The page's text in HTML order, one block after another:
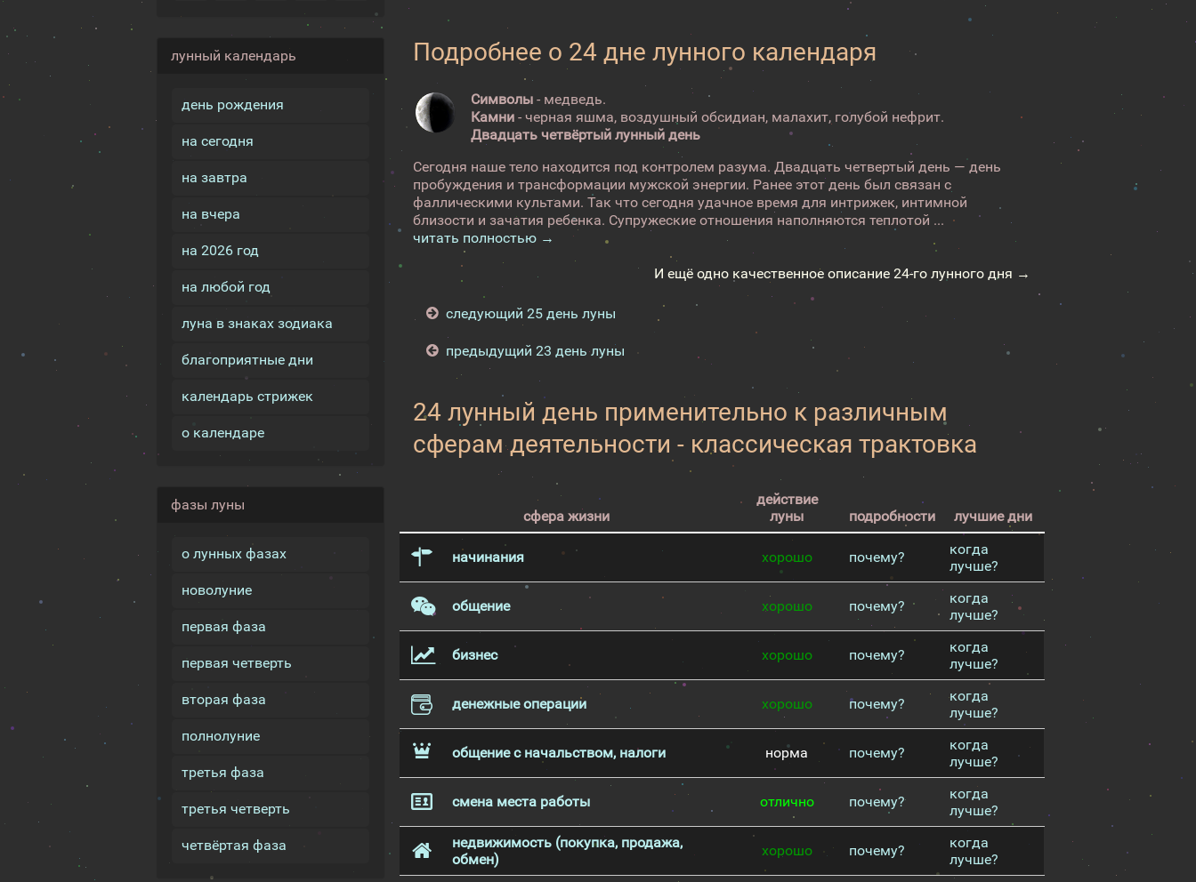
лунный календарь
день рождения
на сегодня
на завтра
на вчера
на 2026 год
на любой год
луна в знаках зодиака
благоприятные дни
календарь стрижек
о календаре
фазы луны
о лунных фазах
новолуние
первая фаза
первая четверть
вторая фаза
полнолуние
третья фаза
третья четверть
четвёртая фаза
Подробнее о 24 дне лунного календаря
Символы - медведь.
Камни - черная яшма, воздушный обсидиан, малахит, голубой нефрит.
Двадцать четвёртый лунный день
Сегодня наше тело находится под контролем разума. Двадцать четвертый день — день
пробуждения и трансформации мужской энергии. Ранее этот день был связан с
фаллическими культами. Так что сегодня удачное время для интрижек, интимной
близости и зачатия ребенка. Супружеские отношения наполняются теплотой ...
читать полностью →
И ещё одно качественное описание 24-го лунного дня →
следующий 25 день луны
предыдущий 23 день луны
24 лунный день применительно к различным
сферам деятельности - классическая трактовка
сфера жизни
действие
луны
подробности лучшие дни
начинания хорошо почему?
когда
лучше?
общение хорошо почему?
когда
лучше?
бизнес хорошо почему?
когда
лучше?
денежные операции хорошо почему?
когда
лучше?
общение с начальством, налоги норма почему?
когда
лучше?
смена места работы отлично почему?
когда
лучше?
недвижимость (покупка, продажа,
обмен)
хорошо почему?
когда
лучше?